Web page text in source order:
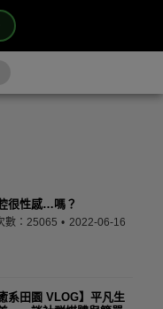
很性感…嗎？
數：25065 2022-06-16
系田園 VLOG】平凡生